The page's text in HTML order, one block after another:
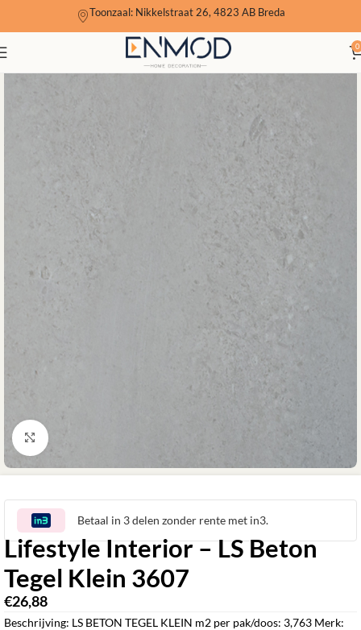
Toonzaal: Nikkelstraat 26, 4823 AB Breda
0
Klik om te vergroten
Betaal in 3 delen zonder rente met in3.
Lifestyle Interior – LS Beton
Tegel Klein 3607
€26,88
Beschrijving: LS BETON TEGEL KLEIN m2 per pak/doos: 3,763 Merk: